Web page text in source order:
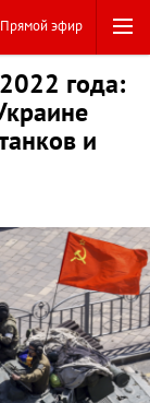
Прямой эфир
года:
и